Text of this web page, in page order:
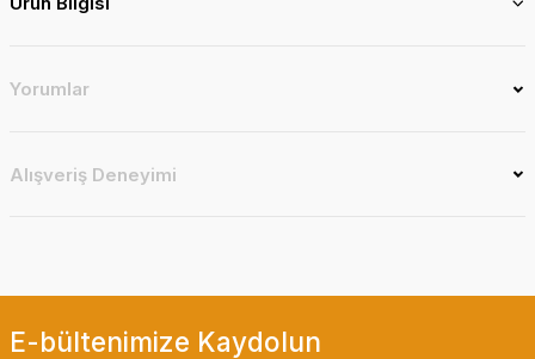
Yorumlar
Alışveriş Deneyimi
E-bültenimize Kaydolun